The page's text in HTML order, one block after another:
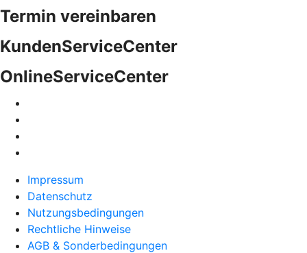
Termin vereinbaren
KundenServiceCenter
OnlineServiceCenter
Impressum
Datenschutz
Nutzungsbedingungen
Rechtliche Hinweise
AGB & Sonderbedingungen